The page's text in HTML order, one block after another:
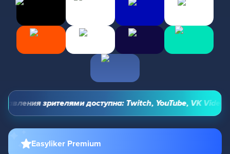
зрителями доступна: Twitch, YouTube, VK Video
Easyliker Premium